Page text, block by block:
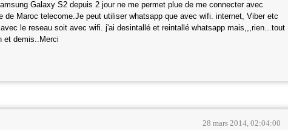
Galaxy S2 depuis 2 jour ne me permet plue de me connecter avec
de Maroc telecome.Je peut utiliser whatsapp que avec wifi. internet, Viber etc
le reseau soit avec wifi. j'ai desintallé et reintallé whatsapp mais,,,rien...tout
et demis..Merci
28 mars 2014, 02:04:00